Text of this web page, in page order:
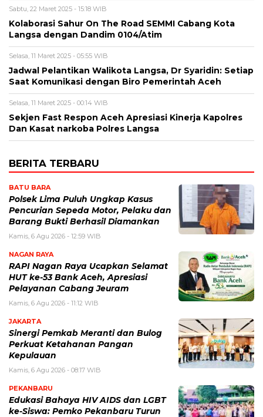
Sabtu, 22 Maret 2025 - 15:18 WIB
Kolaborasi Sahur On The Road SEMMI Cabang Kota
Langsa dengan Dandim 0104/Atim
Selasa, 11 Maret 2025 - 05:55 WIB
Jadwal Pelantikan Walikota Langsa, Dr Syaridin: Setiap
Saat Komunikasi dengan Biro Pemerintah Aceh
Selasa, 11 Maret 2025 - 00:14 WIB
Sekjen Fast Respon Aceh Apresiasi Kinerja Kapolres
Dan Kasat narkoba Polres Langsa
BERITA TERBARU
BATU BARA
Polsek Lima Puluh Ungkap Kasus
Pencurian Sepeda Motor, Pelaku dan
Barang Bukti Berhasil Diamankan
Kamis, 6 Agu 2026 - 12:59 WIB
NAGAN RAYA
RAPI Nagan Raya Ucapkan Selamat
HUT ke-53 Bank Aceh, Apresiasi
Pelayanan Cabang Jeuram
Kamis, 6 Agu 2026 - 11:12 WIB
JAKARTA
Sinergi Pemkab Meranti dan Bulog
Perkuat Ketahanan Pangan
Kepulauan
Kamis, 6 Agu 2026 - 08:17 WIB
PEKANBARU
Edukasi Bahaya HIV AIDS dan LGBT
ke-Siswa: Pemko Pekanbaru Turun